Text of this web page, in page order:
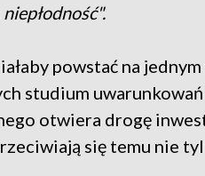
powstać na
studium
otwiera drogę
się temu nie